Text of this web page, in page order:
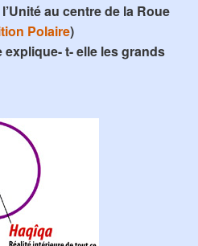
au centre de la Roue
Polaire)
t- elle les grands